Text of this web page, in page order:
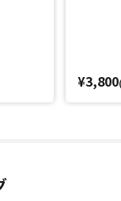
¥3,800